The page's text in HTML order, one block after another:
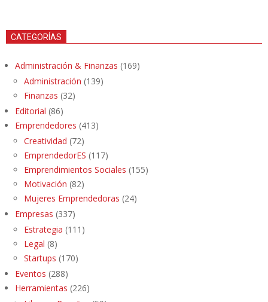
CATEGORÍAS
Administración & Finanzas (169)
Administración (139)
Finanzas (32)
Editorial (86)
Emprendedores (413)
Creatividad (72)
EmprendedorES (117)
Emprendimientos Sociales (155)
Motivación (82)
Mujeres Emprendedoras (24)
Empresas (337)
Estrategia (111)
Legal (8)
Startups (170)
Eventos (288)
Herramientas (226)